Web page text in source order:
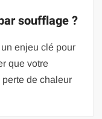
soufflage ?
enjeu clé pour
que votre
de chaleur